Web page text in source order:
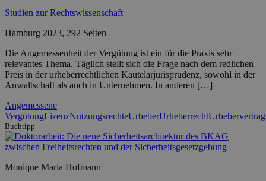
Studien zur Rechtswissenschaft
Hamburg 2023, 292 Seiten
Die Angemessenheit der Vergütung ist ein für die Praxis sehr
relevantes Thema. Täglich stellt sich die Frage nach dem redlichen
Preis in der urheberrechtlichen Kautelarjurisprudenz, sowohl in der
Anwaltschaft als auch in Unternehmen. In anderen […]
Angemessene
VergütungLizenzNutzungsrechteUrheberUrheberrecht
Buchtipp
Monique Maria Hofmann